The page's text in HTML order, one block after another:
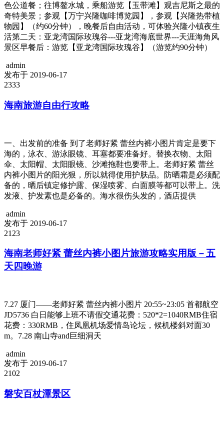
色公道餐；往博鳌水城，乘船游览【玉带滩】观吉尼斯之最的
奇特美景；参观【万宁兴隆咖啡博览园】，参观【兴隆热带植
物园】（约60分钟），晚餐后自由活动，可体验兴隆小镇夜生
活第二天：亚龙湾国际玫瑰谷---亚龙湾海底世界---天涯海角风
景区早餐后：游览【亚龙湾国际玫瑰谷】（游览约90分钟）
admin
发布于 2019-06-17
2333
海南旅游自由行攻略
一、出发前的准备 到了老师好紧 蕾丝内裤小图片肯定是要下
海的，泳衣、游泳眼镜、耳塞都要准备好。替换衣物、太阳
伞、太阳帽、太阳眼镜、沙滩拖鞋也要带上。老师好紧 蕾丝
内裤小图片的阳光狠，所以就得使用护肤品。防晒霜是必须配
备的，晒后镇定修护露、保湿喷雾、白面膜等都可以带上。洗
发液、护发素也是必备的。海水很伤头发的，酒店提供
admin
发布于 2019-06-17
2123
海南老师好紧 蕾丝内裤小图片旅游攻略实用版－五
天四晚游
7.27 厦门——老师好紧 蕾丝内裤小图片 20:55~23:05 首都航空
JD5736 白日能够上班不请假交通花费：520*2=1040RMB住宿
花费：330RMB，住凤凰机场爱情岛论坛，候机楼斜对面30
m。7.28 南山寺and巨细洞天
admin
发布于 2019-06-17
2102
磐安百杖潭景区